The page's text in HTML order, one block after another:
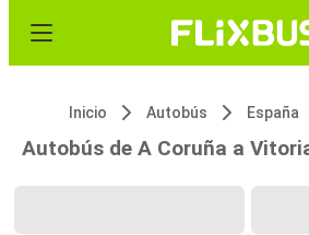
Inicio Autobús España
Autobús de A Coruña a